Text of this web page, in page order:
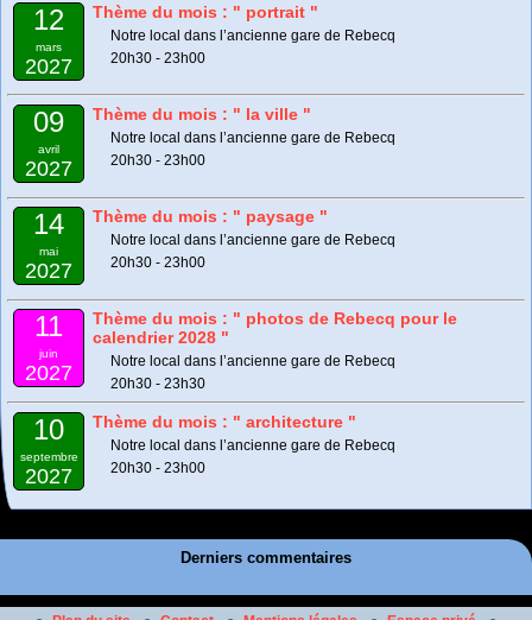
12
mars
2027
Thème du mois : " portrait "
Notre local dans l’ancienne gare de Rebecq
20h30 - 23h00
09
avril
2027
Thème du mois : " la ville "
Notre local dans l’ancienne gare de Rebecq
20h30 - 23h00
14
mai
2027
Thème du mois : " paysage "
Notre local dans l’ancienne gare de Rebecq
20h30 - 23h00
11
juin
2027
Thème du mois : " photos de Rebecq pour le
calendrier 2028 "
Notre local dans l’ancienne gare de Rebecq
20h30 - 23h30
10
septembre
2027
Thème du mois : " architecture "
Notre local dans l’ancienne gare de Rebecq
20h30 - 23h00
Derniers commentaires